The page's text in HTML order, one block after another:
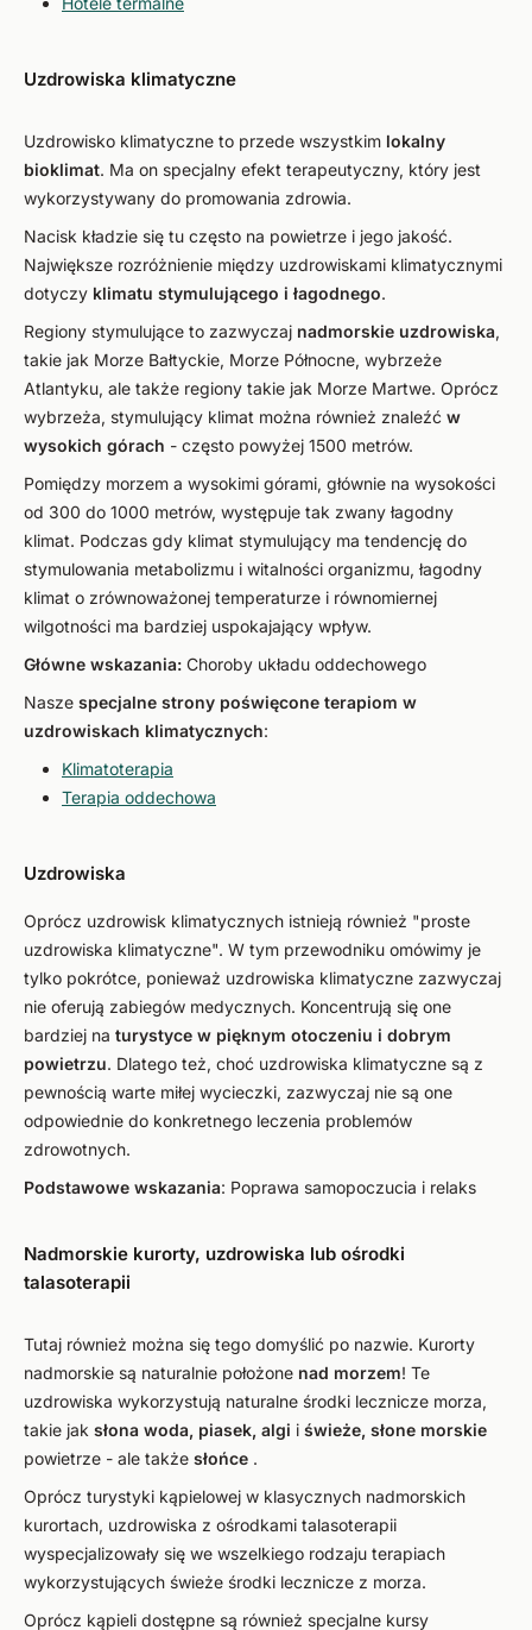
Uzdrowiska klimatyczne
Uzdrowisko klimatyczne to przede wszystkim lokalny
bioklimat. Ma on specjalny efekt terapeutyczny, który jest
wykorzystywany do promowania zdrowia.
Nacisk kładzie się tu często na powietrze i jego jakość.
Największe rozróżnienie między uzdrowiskami klimatycznymi
dotyczy klimatu stymulującego i łagodnego.
Regiony stymulujące to zazwyczaj nadmorskie uzdrowiska,
takie jak Morze Bałtyckie, Morze Północne, wybrzeże
Atlantyku, ale także regiony takie jak Morze Martwe. Oprócz
wybrzeża, stymulujący klimat można również znaleźć w
wysokich górach - często powyżej 1500 metrów.
Pomiędzy morzem a wysokimi górami, głównie na wysokości
od 300 do 1000 metrów, występuje tak zwany łagodny
klimat. Podczas gdy klimat stymulujący ma tendencję do
stymulowania metabolizmu i witalności organizmu, łagodny
klimat o zrównoważonej temperaturze i równomiernej
wilgotności ma bardziej uspokajający wpływ.
Główne wskazania: Choroby układu oddechowego
Nasze specjalne strony poświęcone terapiom w
uzdrowiskach klimatycznych:
Klimatoterapia
Terapia oddechowa
Uzdrowiska
Oprócz uzdrowisk klimatycznych istnieją również "proste
uzdrowiska klimatyczne". W tym przewodniku omówimy je
tylko pokrótce, ponieważ uzdrowiska klimatyczne zazwyczaj
nie oferują zabiegów medycznych. Koncentrują się one
bardziej na turystyce w pięknym otoczeniu i dobrym
powietrzu. Dlatego też, choć uzdrowiska klimatyczne są z
pewnością warte miłej wycieczki, zazwyczaj nie są one
odpowiednie do konkretnego leczenia problemów
zdrowotnych.
Podstawowe wskazania: Poprawa samopoczucia i relaks
Nadmorskie kurorty, uzdrowiska lub ośrodki
talasoterapii
Tutaj również można się tego domyślić po nazwie. Kurorty
nadmorskie są naturalnie położone nad morzem! Te
uzdrowiska wykorzystują naturalne środki lecznicze morza,
takie jak słona woda, piasek, algi i świeże, słone morskie
powietrze - ale także słońce .
Oprócz turystyki kąpielowej w klasycznych nadmorskich
kurortach, uzdrowiska z ośrodkami talasoterapii
wyspecjalizowały się we wszelkiego rodzaju terapiach
wykorzystujących świeże środki lecznicze z morza.
Oprócz kąpieli dostępne są również specjalne kursy